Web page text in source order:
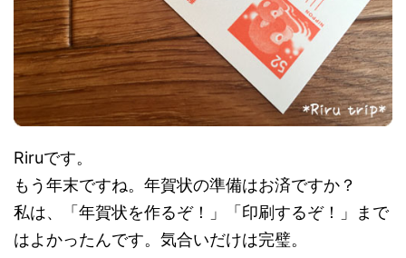
Riruです。
もう年末ですね。年賀状の準備はお済ですか？
私は、「年賀状を作るぞ！」「印刷するぞ！」まで
はよかったんです。気合いだけは完璧。